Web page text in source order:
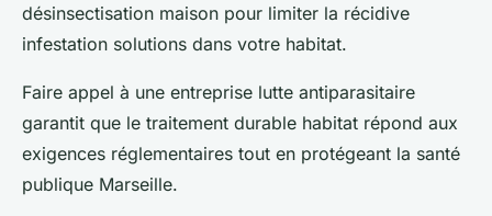
désinsectisation maison pour limiter la récidive
infestation solutions dans votre habitat.
Faire appel à une entreprise lutte antiparasitaire
garantit que le traitement durable habitat répond aux
exigences réglementaires tout en protégeant la santé
publique Marseille.